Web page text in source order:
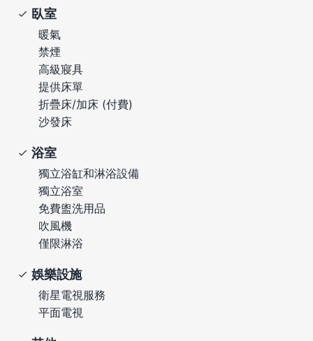
臥室
暖氣
禁煙
高級寢具
提供床單
折疊床/加床 (付費)
沙發床
浴室
獨立浴缸和淋浴設備
獨立浴室
免費盥洗用品
吹風機
僅限淋浴
娛樂設施
衛星電視服務
平面電視